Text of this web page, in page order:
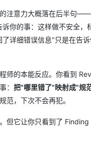
注意力大概落在后半句
你的事：这样做不安全，
详细错误信息"只是在告
师的本能反应。你看到
： 把"哪里错了"映射成"规
范，下次不会再犯。
但它让你只看到了 Finding